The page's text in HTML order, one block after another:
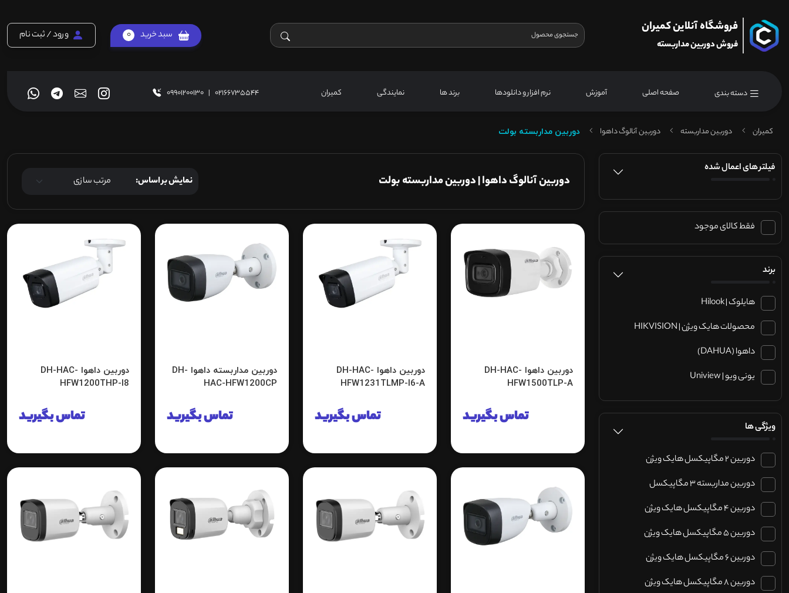
فروشگاه آنلاین کمیران
فروش دوربین مداربسته
سبد خرید 0 ورود / ثبت نام
دسته بندی صفحه اصلی آموزش نرم افزار و دانلودها برند ها نمایندگی کمیران 02166735544
|
09901200130
کمیران دوربین مداربسته دوربین آنالوگ داهوا دوربین مداربسته بولت
فیلتر های اعمال شده
فقط کالای موجود
برند
هایلوک | Hilook
محصولات هایک ویژن | HIKVISION
داهوا (DAHUA)
یونی ویو | Uniview
ویژگی ها
دوربین 2 مگاپیکسل هایک ویژن
دوربین مداربسته 3 مگاپیکسل
دوربین 4 مگاپیکسل هایک ویژن
دوربین 5 مگاپیکسل هایک ویژن
دوربین 6 مگاپیکسل هایک ویژن
دوربین 8 مگاپیکسل هایک ویژن
دوربین آنالوگ داهوا | دوربین مداربسته بولت نمایش بر اساس:
دوربین داهوا DH-HAC-
HFW1500TLP-A
تماس بگیرید
دوربین داهوا DH-HAC-
HFW1231TLMP-I6-A
تماس بگیرید
دوربین مداربسته داهوا DH-
HAC-HFW1200CP
تماس بگیرید
دوربین داهوا DH-HAC-
HFW1200THP-I8
تماس بگیرید